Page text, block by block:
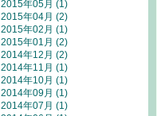
2015年05月 (1)
2015年04月 (2)
2015年02月 (1)
2015年01月 (2)
2014年12月 (2)
2014年11月 (1)
2014年10月 (1)
2014年09月 (1)
2014年07月 (1)